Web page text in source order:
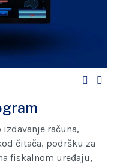
izdavanje računa,
čitača, podršku za
fiskalnom uređaju,